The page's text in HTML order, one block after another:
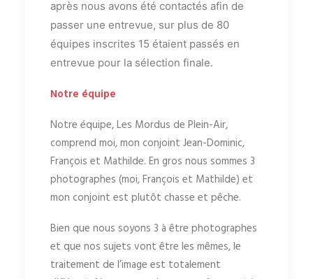
après nous avons été contactés afin de
passer une entrevue, sur plus de 80
équipes inscrites 15 étaient passés en
entrevue pour la sélection finale.
Notre équipe
Notre équipe, Les Mordus de Plein-Air,
comprend moi, mon conjoint Jean-Dominic,
François et Mathilde. En gros nous sommes 3
photographes (moi, François et Mathilde) et
mon conjoint est plutôt chasse et pêche.
Bien que nous soyons 3 à être photographes
et que nos sujets vont être les mêmes, le
traitement de l’image est totalement